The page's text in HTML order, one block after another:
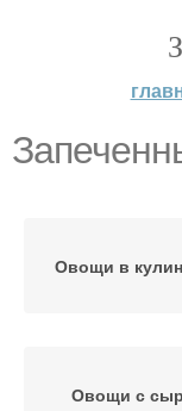
Овощи в
Овощи с